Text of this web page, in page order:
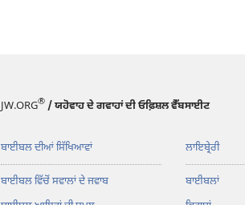
JW.ORG® / ਯਹੋਵਾਹ ਦੇ ਗਵਾਹਾਂ ਦੀ ਓਫ਼ਿਸ਼ਲ ਵੈੱਬਸਾਈਟ
ਬਾਈਬਲ ਦੀਆਂ ਸਿੱਖਿਆਵਾਂ
ਬਾਈਬਲ ਵਿੱਚੋਂ ਸਵਾਲਾਂ ਦੇ ਜਵਾਬ
ਲਾਇਬ੍ਰੇਰੀ
ਬਾਈਬਲਾਂ